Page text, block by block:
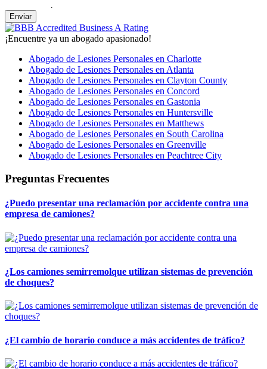
.
¡Encuentre ya un abogado apasionado!
Abogado de Lesiones Personales en Charlotte
Abogado de Lesiones Personales en Atlanta
Abogado de Lesiones Personales en Clayton County
Abogado de Lesiones Personales en Concord
Abogado de Lesiones Personales en Gastonia
Abogado de Lesiones Personales en Huntersville
Abogado de Lesiones Personales en Matthews
Abogado de Lesiones Personales en South Carolina
Abogado de Lesiones Personales en Greenville
Abogado de Lesiones Personales en Peachtree City
Preguntas Frecuentes
¿Puedo presentar una reclamación por accidente contra una
empresa de camiones?
¿Los camiones semirremolque utilizan sistemas de prevención
de choques?
¿El cambio de horario conduce a más accidentes de tráfico?